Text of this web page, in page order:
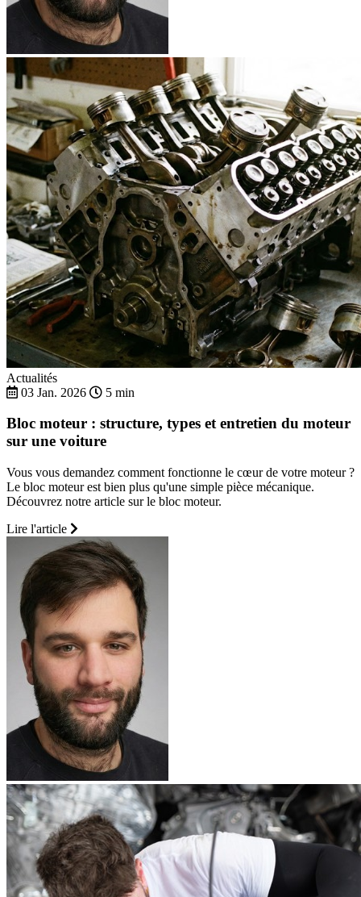
Actualités
03 Jan. 2026
5 min
Bloc moteur : structure, types et entretien du moteur
sur une voiture
Vous vous demandez comment fonctionne le cœur de votre moteur ?
Le bloc moteur est bien plus qu'une simple pièce mécanique.
Découvrez notre article sur le bloc moteur.
Lire l'article